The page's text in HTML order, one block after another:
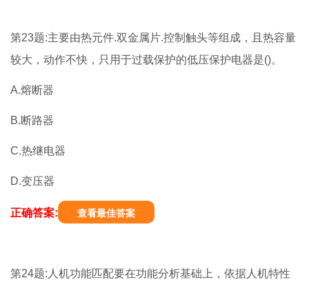
第23题:主要由热元件.双金属片.控制触头等组成，且热容量
较大，动作不快，只用于过载保护的低压保护电器是()。
A.熔断器
B.断路器
C.热继电器
D.变压器
正确答案: 查看最佳答案
第24题:人机功能匹配要在功能分析基础上，依据人机特性